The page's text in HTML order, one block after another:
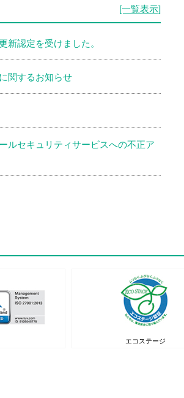
[一覧表示]
新認定を受けました。
関するお知らせ
ルセキュリティサービスへの不正ア
エコステージ